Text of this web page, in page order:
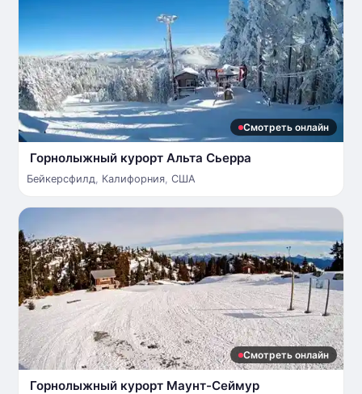
Смотреть онлайн
Горнолыжный курорт Альта Сьерра
Бейкерсфилд, Калифорния, США
Смотреть онлайн
Горнолыжный курорт Маунт-Сеймур